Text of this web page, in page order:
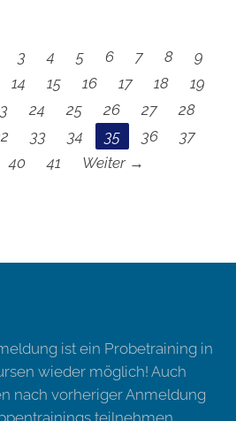
3 4 5 6 7 8
9
14 15 16 17 18
19
24 25 26 27
28
33 34 35 36
37
40 41 Weiter →
ist ein Probetraining in
wieder möglich! Auch
nach vorheriger Anmeldung
teilnehmen.